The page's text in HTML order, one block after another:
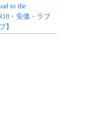
to the
・安価・ラブ
】